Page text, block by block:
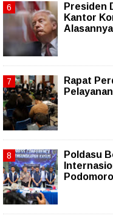
Presiden
Kantor
Alasannya
Rapat
Poldasu